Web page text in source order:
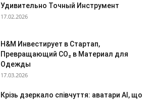
Удивительно Точный Инструмент
17.02.2026
H&M Инвестирует в Стартап,
Превращающий CO₂ в Материал для
Одежды
17.03.2026
Крізь дзеркало співчуття: аватари AI, що